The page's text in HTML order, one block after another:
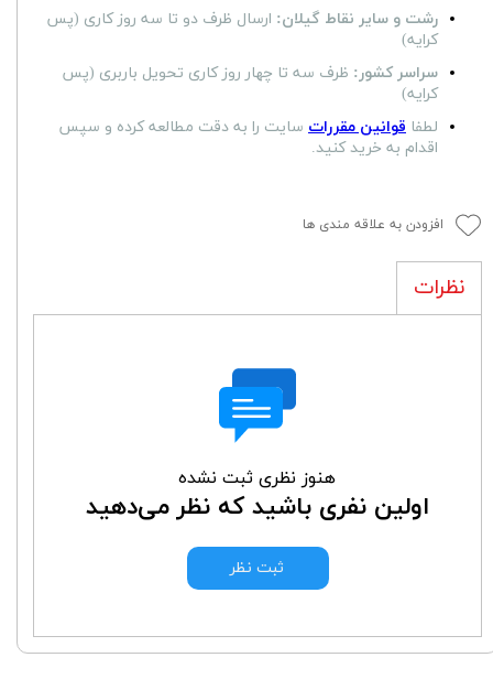
رشت و سایر نقاط گیلان: ارسال ظرف دو تا سه روز کاری (پس
کرایه)
سراسر کشور: ظرف سه تا چهار روز کاری تحویل باربری (پس
کرایه)
لطفا قوانین مقررات سایت را به دقت مطالعه کرده و سپس
اقدام به خرید کنید.
افزودن به علاقه مندی ها
نظرات
هنوز نظری ثبت نشده
اولین نفری باشید که نظر می‌دهید
ثبت نظر